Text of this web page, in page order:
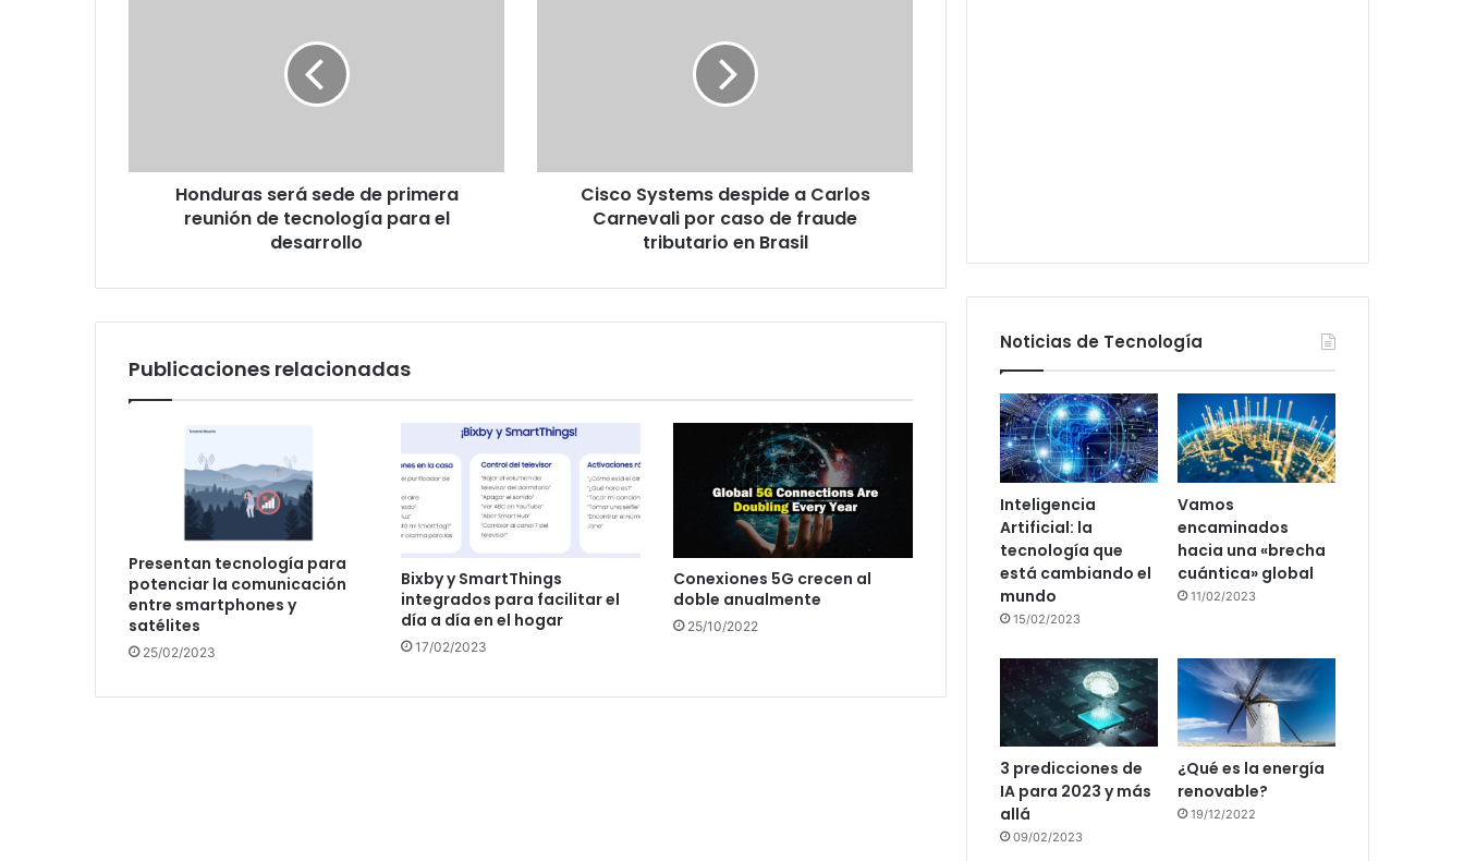
para
desarrollo
Honduras será sede de primera
reunión de tecnología para el
desarrollo
de
tributario
Cisco Systems despide a Carlos
Carnevali por caso de fraude
tributario en Brasil
Publicaciones relacionadas
Presentan tecnología para
potenciar la comunicación
entre smartphones y
satélites
25/02/2023
Bixby y SmartThings
integrados para facilitar el
día a día en el hogar
17/02/2023
Conexiones 5G crecen al
doble anualmente
25/10/2022
Noticias de Tecnología
Inteligencia
Artificial: la
tecnología que
está cambiando el
mundo
15/02/2023
Vamos
encaminados
hacia una «brecha
cuántica» global
11/02/2023
3 predicciones de
IA para 2023 y más
allá
09/02/2023
¿Qué es la energía
renovable?
19/12/2022